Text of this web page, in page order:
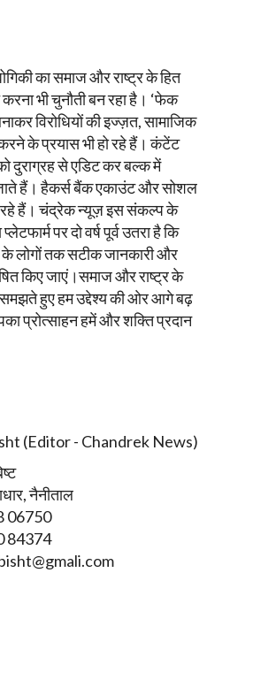
का समाज और राष्ट्र के हित
भी चुनौती बन रहा है। ‘फेक
विरोधियों की इज्ज़त, सामाजिक
करने के प्रयास भी हो रहे हैं। कंटेंट
दुराग्रह से एडिट कर बल्क में
हैं। हैकर्स बैंक एकाउंट और सोशल
रहे हैं। चंद्रेक न्यूज़ इस संकल्प के
पर दो वर्ष पूर्व उतरा है कि
के लोगों तक सटीक जानकारी और
किए जाएं।समाज और राष्ट्र के
समझते हुए हम उद्देश्य की ओर आगे बढ़
प्रोत्साहन हमें और शक्ति प्रदान
नैनीताल
06750
84374